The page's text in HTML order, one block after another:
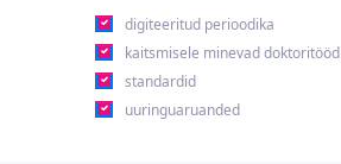
digiteeritud perioodika
kaitsmisele minevad doktoritööd
standardid
uuringuaruanded